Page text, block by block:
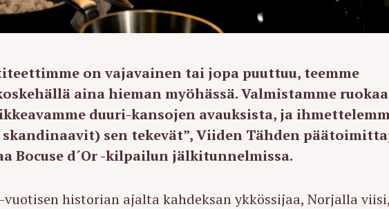
on vajavainen tai jopa puuttuu, teemme
aina hieman myöhässä. Valmistamme ruokaa
duuri-kansojen avauksista, ja
sen tekevät”, Viiden Tähden
Bocuse d´Or -kilpailun jälkitunnelmissa.
vuotisen historian ajalta kahdeksan ykkössijaa, Norjalla